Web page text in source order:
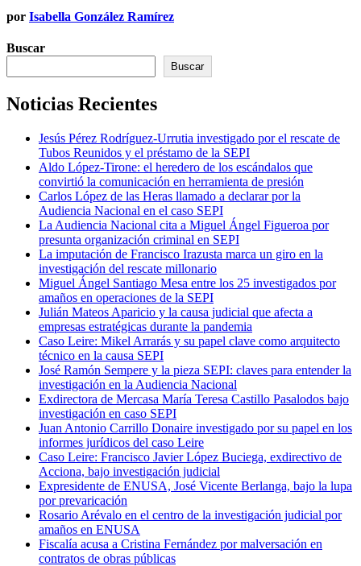
por Isabella González Ramírez
Buscar
Buscar
Noticias Recientes
Jesús Pérez Rodríguez-Urrutia investigado por el rescate de
Tubos Reunidos y el préstamo de la SEPI
Aldo López-Tirone: el heredero de los escándalos que
convirtió la comunicación en herramienta de presión
Carlos López de las Heras llamado a declarar por la
Audiencia Nacional en el caso SEPI
La Audiencia Nacional cita a Miguel Ángel Figueroa por
presunta organización criminal en SEPI
La imputación de Francisco Irazusta marca un giro en la
investigación del rescate millonario
Miguel Ángel Santiago Mesa entre los 25 investigados por
amaños en operaciones de la SEPI
Julián Mateos Aparicio y la causa judicial que afecta a
empresas estratégicas durante la pandemia
Caso Leire: Mikel Arrarás y su papel clave como arquitecto
técnico en la causa SEPI
José Ramón Sempere y la pieza SEPI: claves para entender la
investigación en la Audiencia Nacional
Exdirectora de Mercasa María Teresa Castillo Pasalodos bajo
investigación en caso SEPI
Juan Antonio Carrillo Donaire investigado por su papel en los
informes jurídicos del caso Leire
Caso Leire: Francisco Javier López Buciega, exdirectivo de
Acciona, bajo investigación judicial
Expresidente de ENUSA, José Vicente Berlanga, bajo la lupa
por prevaricación
Rosario Arévalo en el centro de la investigación judicial por
amaños en ENUSA
Fiscalía acusa a Cristina Fernández por malversación en
contratos de obras públicas